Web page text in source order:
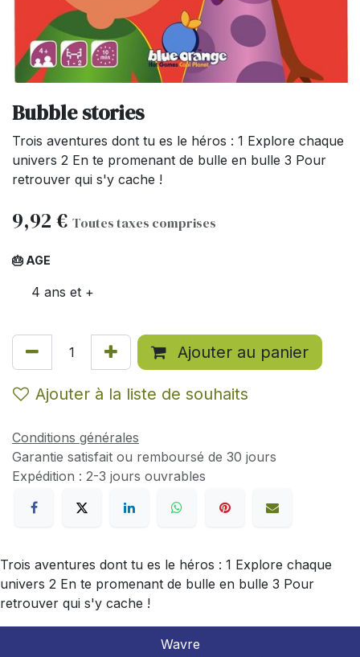
Bubble stories
Trois aventures dont tu es le héros : 1 Explore chaque
univers 2 En te promenant de bulle en bulle 3 Pour
retrouver qui s'y cache !
9,92 € Toutes taxes comprises
🎂 AGE
4 ans et +
Ajouter au panier
Ajouter à la liste de souhaits
Conditions générales
Garantie satisfait ou remboursé de 30 jours
Expédition : 2-3 jours ouvrables
Trois aventures dont tu es le héros : 1 Explore chaque
univers 2 En te promenant de bulle en bulle 3 Pour
retrouver qui s'y cache !
Wavre